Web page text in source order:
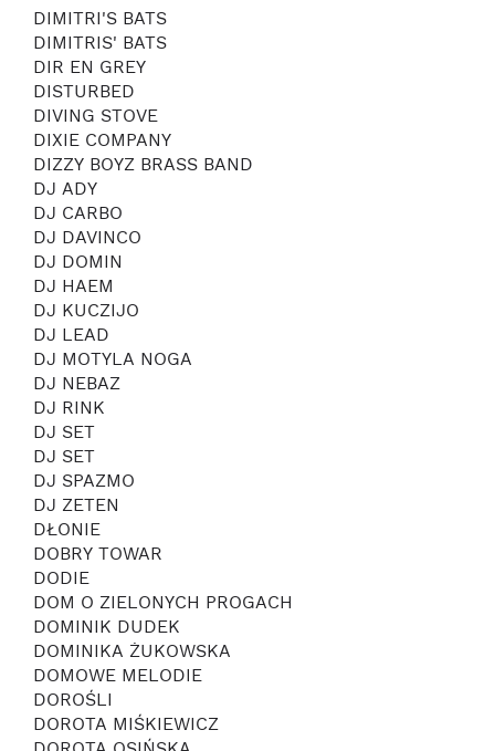
DIMITRI'S BATS
DIMITRIS' BATS
DIR EN GREY
DISTURBED
DIVING STOVE
DIXIE COMPANY
DIZZY BOYZ BRASS BAND
DJ ADY
DJ CARBO
DJ DAVINCO
DJ DOMIN
DJ HAEM
DJ KUCZIJO
DJ LEAD
DJ MOTYLA NOGA
DJ NEBAZ
DJ RINK
DJ SET
DJ SET
DJ SPAZMO
DJ ZETEN
DŁONIE
DOBRY TOWAR
DODIE
DOM O ZIELONYCH PROGACH
DOMINIK DUDEK
DOMINIKA ŻUKOWSKA
DOMOWE MELODIE
DOROŚLI
DOROTA MIŚKIEWICZ